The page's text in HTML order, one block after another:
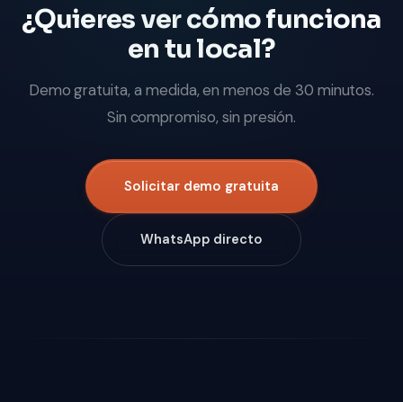
¿Quieres ver cómo funciona
en tu local?
Demo gratuita, a medida, en menos de 30 minutos.
Sin compromiso, sin presión.
Solicitar demo gratuita
WhatsApp directo